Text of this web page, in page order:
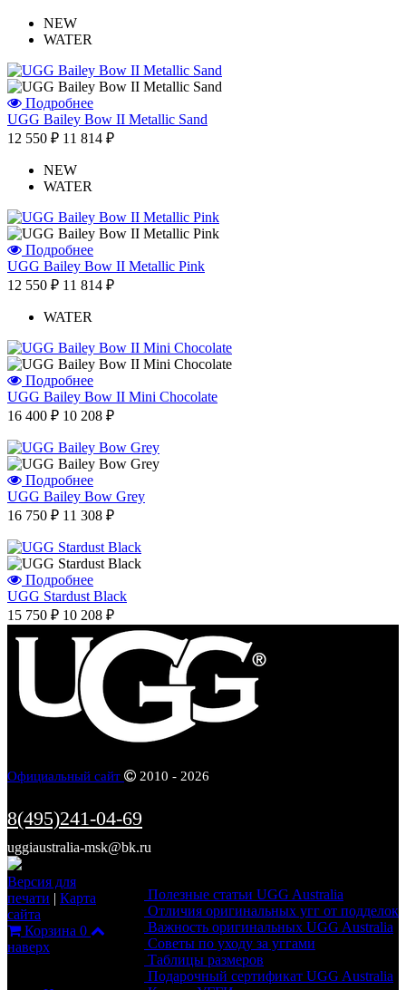
NEW
WATER
Подробнее
UGG Bailey Bow II Metallic Sand
12 550 ₽ 11 814 ₽
NEW
WATER
Подробнее
UGG Bailey Bow II Metallic Pink
12 550 ₽ 11 814 ₽
WATER
Подробнее
UGG Bailey Bow II Mini Chocolate
16 400 ₽ 10 208 ₽
Подробнее
UGG Bailey Bow Grey
16 750 ₽ 11 308 ₽
Подробнее
UGG Stardust Black
15 750 ₽ 10 208 ₽
Официальный сайт 2010 - 2026
8(495)241-04-69
uggiaustralia-msk@bk.ru
Полезные статьи UGG Australia
Отличия оригинальных угг от подделок
Важность оригинальных UGG Australia
Советы по уходу за уггами
Таблицы размеров
Подарочный сертификат UGG Australia
Версия для
печати | Карта
сайта
Корзина 0
наверх